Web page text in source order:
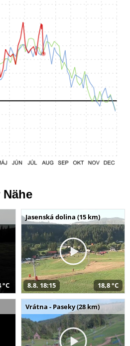
°C
Jasenská dolina (15 km)
8.8. 18:15 18,8 °C
Vrátna - Paseky (28 km)